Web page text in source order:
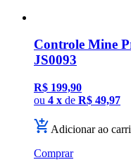
Controle Mine
JS0093
R$ 199,90
ou 4 x de R$ 49,97
Adicionar ao
Comprar